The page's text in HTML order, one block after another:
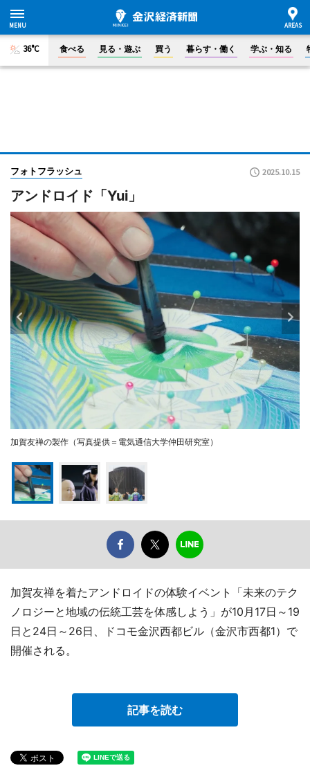
36°C 食べる 見る・遊ぶ 買う 暮らす・働く 学ぶ・知る
フォトフラッシュ 2025.10.15
アンドロイド「Yui」
加賀友禅の製作（写真提供＝電気通信大学仲田研究室）
加賀友禅を着たアンドロイドの体験イベント「未来のテク
ノロジーと地域の伝統工芸を体感しよう」が10月17日～19
日と24日～26日、ドコモ金沢西都ビル（金沢市西都1）で
開催される。
記事を読む